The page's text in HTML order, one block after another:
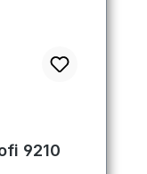
4.98 von 5
9210